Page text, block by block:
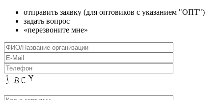
отправить заявку (для оптовиков с указанием "ОПТ")
задать вопрос
«перезвоните мне»